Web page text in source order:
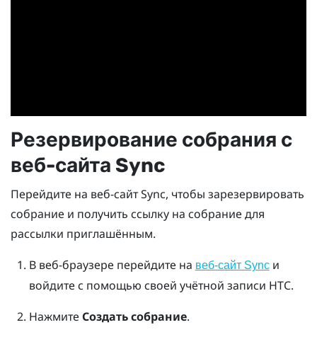
Резервирование собрания с
веб-сайта Sync
Перейдите на веб-сайтSync, чтобы зарезервировать
собрание и получить ссылку на собрание для
рассылки приглашённым.
В веб-браузере перейдите на веб-сайт Syncи
войдите с помощью своей учётной записи HTC.
Нажмите Создать собрание.